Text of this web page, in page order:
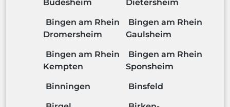
Büdesheim
Dietersheim
Bingen am Rhein
Dromersheim
Bingen am Rhein
Gaulsheim
Bingen am Rhein
Kempten
Bingen am Rhein
Sponsheim
Binningen Binsfeld